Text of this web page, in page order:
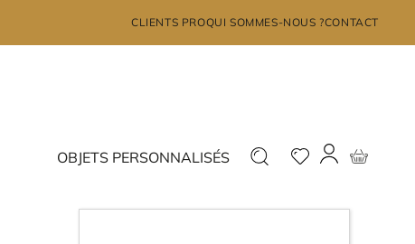
OBJETS PERSONNALISÉS
CLIENTS PROQUI SOMMES-NOUS ?CONTACT
×
Déjà inscrit ? Nouveau ?